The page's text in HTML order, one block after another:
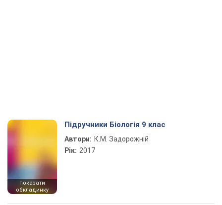
показати
обкладинку
Підручники Біологія 9 клас
Автори: К.М. Задорожній
Рік: 2017